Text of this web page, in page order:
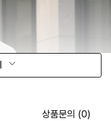
상품문의 (0)